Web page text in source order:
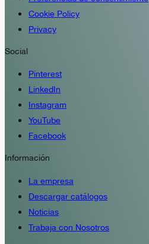
Cookie Policy
Privacy
Social
Pinterest
LinkedIn
Instagram
YouTube
Facebook
Información
La empresa
Descargar catálogos
Noticias
Trabaja con Nosotros